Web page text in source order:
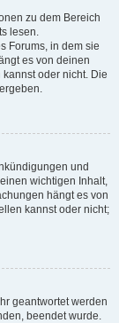
zu dem Bereich
lesen.
Forums, in dem sie
es von deinen
oder nicht. Die
und
wichtigen Inhalt,
hängt es von
kannst oder nicht;
geantwortet werden
beendet wurde.